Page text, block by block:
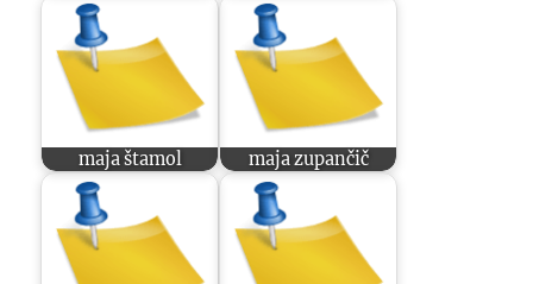
maja štamol maja zupančič